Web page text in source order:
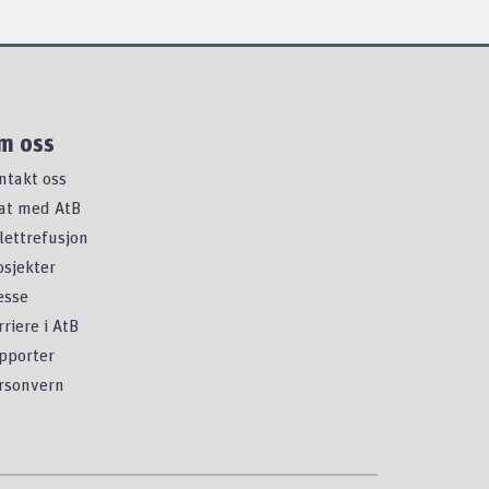
oss
oss
med AtB
i AtB